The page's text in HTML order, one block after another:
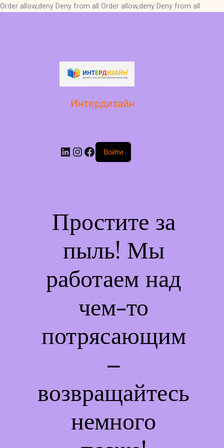
Order allow,deny Deny from all Order allow,deny Deny from all
Интердизайн
LinkedIn
Instagram
Facebook
Войти
Простите за
пыль! Мы
работаем над
чем-то
потрясающим
–
возвращайтесь
немного